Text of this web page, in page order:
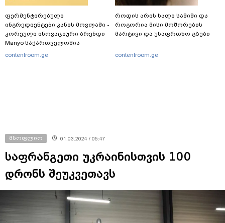
ფერმენტირებული
ინგრედიენტები კანის მოვლაში -
კორეული ინოვაციური ბრენდი
Manyo საქართველოშია
contentroom.ge
როდის არის ხალი საშიში და
როგორია მისი მოშორების
მარტივი და უსაფრთხო გზები
contentroom.ge
მსოფლიო 01.03.2024 / 05:47
საფრანგეთი უკრაინისთვის 100
დრონს შეუკვეთავს